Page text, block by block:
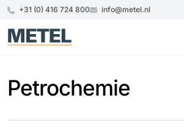
+31 (0) 416 724 800 info@metel.nl
Petrochemie